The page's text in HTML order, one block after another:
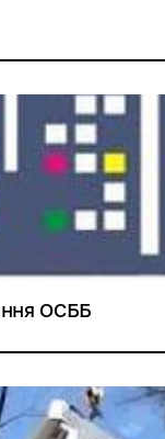
ОСББ